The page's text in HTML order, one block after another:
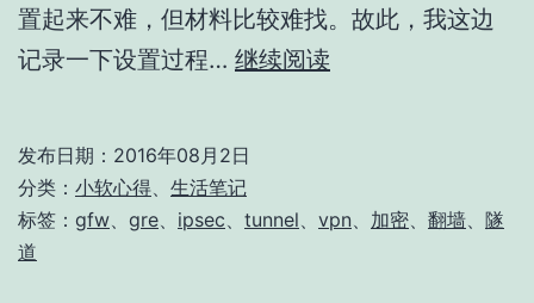
置起来不难，但材料比较难找。故此，我这边
记录一下设置过程… 继续阅读
GRE
发布日期： 2016年08月2日
分类： 小软心得
生活笔记
标签： gfw gre ipsec tunnel vpn 加密 翻墙
隧
道